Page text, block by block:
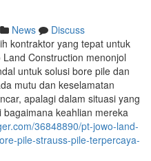
News
Discuss
kontraktor yang tepat untuk
Construction menonjol
untuk solusi bore pile dan
mutu dan keselamatan
apalagi dalam situasi yang
keahlian mereka
36848890/pt-jowo-land-
pile-strauss-pile-terpercaya-